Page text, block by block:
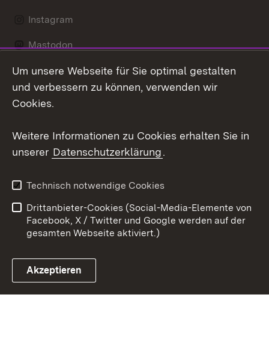
Instagram
Mastodon
Messenger
Link zum Landesportal
Kontakt
Impressum
Cookies
Um unsere Webseite für Sie optimal gestalten
und verbessern zu können, verwenden wir
Cookies.
Weitere Informationen zu Cookies erhalten Sie in
unserer Datenschutzerklärung.
Technisch notwendige Cookies
Drittanbieter-Cookies (Social-Media-Elemente von
Facebook, X / Twitter und Google werden auf der
gesamten Webseite aktiviert.)
Akzeptieren